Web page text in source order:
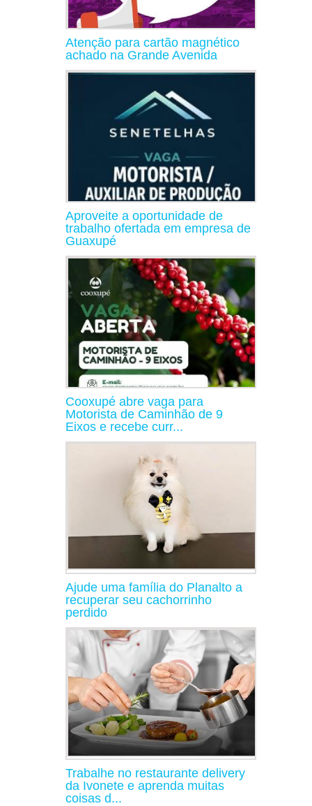
Atenção para cartão magnético
achado na Grande Avenida
Aproveite a oportunidade de
trabalho ofertada em empresa de
Guaxupé
Cooxupé abre vaga para
Motorista de Caminhão de 9
Eixos e recebe curr...
Ajude uma família do Planalto a
recuperar seu cachorrinho
perdido
Trabalhe no restaurante delivery
da Ivonete e aprenda muitas
coisas d...